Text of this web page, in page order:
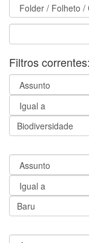
Filtros correntes: